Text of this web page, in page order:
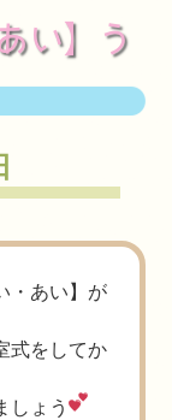
い】う
式をしてか
しょう